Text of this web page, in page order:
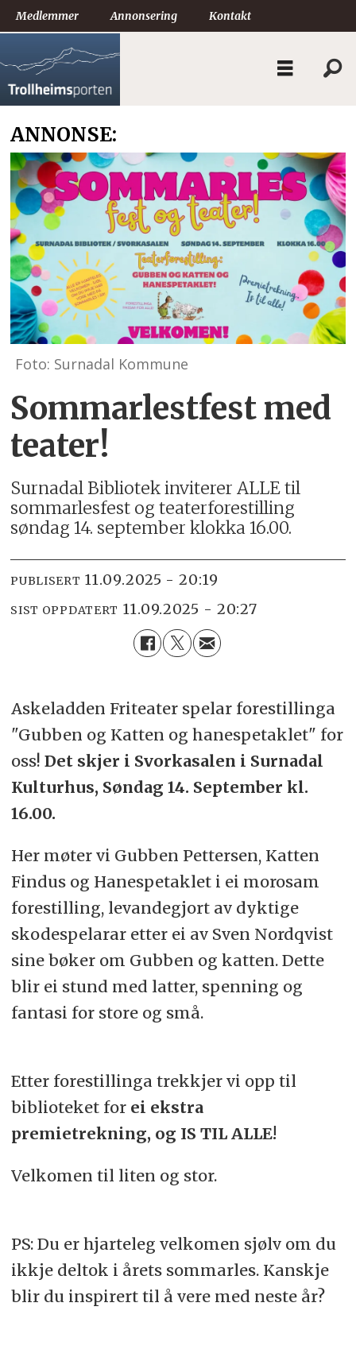
Medlemmer Annonsering Kontakt
ANNONSE:
Foto: Surnadal Kommune
Sommarlestfest med
teater!
Surnadal Bibliotek inviterer ALLE til
sommarlesfest og teaterforestilling
søndag 14. september klokka 16.00.
PUBLISERT 11.09.2025 - 20:19
SIST OPPDATERT 11.09.2025 - 20:27
Askeladden Friteater spelar forestillinga
"Gubben og Katten og hanespetaklet" for
oss! Det skjer i Svorkasalen i Surnadal
Kulturhus, Søndag 14. September kl.
16.00.
Her møter vi Gubben Pettersen, Katten
Findus og Hanespetaklet i ei morosam
forestilling, levandegjort av dyktige
skodespelarar etter ei av Sven Nordqvist
sine bøker om Gubben og katten. Dette
blir ei stund med latter, spenning og
fantasi for store og små.
Etter forestillinga trekkjer vi opp til
biblioteket for ei ekstra
premietrekning, og IS TIL ALLE!
Velkomen til liten og stor.
PS: Du er hjarteleg velkomen sjølv om du
ikkje deltok i årets sommarles. Kanskje
blir du inspirert til å vere med neste år?